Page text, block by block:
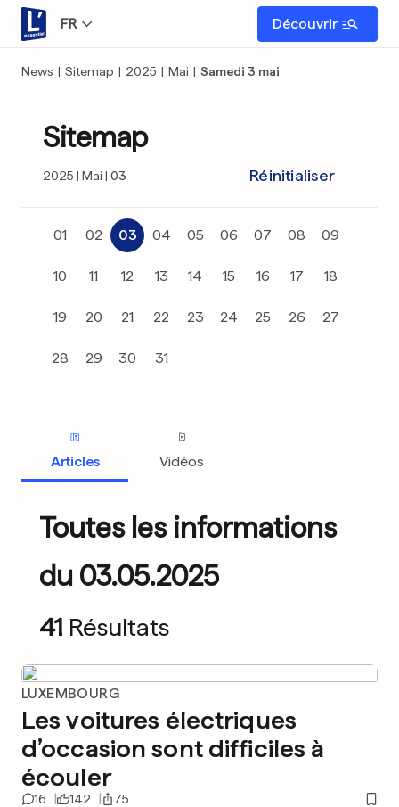
FR Découvrir
News | Sitemap | 2025 | Mai | Samedi 3 mai
Sitemap
2025 Mai 03 Réinitialiser
01 02 03 04 05 06 07 08 09
10 11 12 13 14 15 16 17 18
19 20 21 22 23 24 25 26 27
28 29 30 31
Articles Vidéos
Toutes les informations
du 03.05.2025
41 Résultats
LUXEMBOURG
Les voitures électriques
d’occasion sont difficiles à
écouler
16 142 75